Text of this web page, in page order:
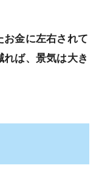
金に左右されて
ば、景気は大き